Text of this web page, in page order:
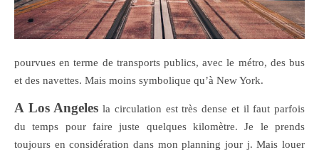
pourvues en terme de transports publics, avec le métro, des bus
et des navettes. Mais moins symbolique qu’à New York.
A Los Angeles la circulation est très dense et il faut parfois
du temps pour faire juste quelques kilomètre. Je le prends
toujours en considération dans mon planning jour j. Mais louer